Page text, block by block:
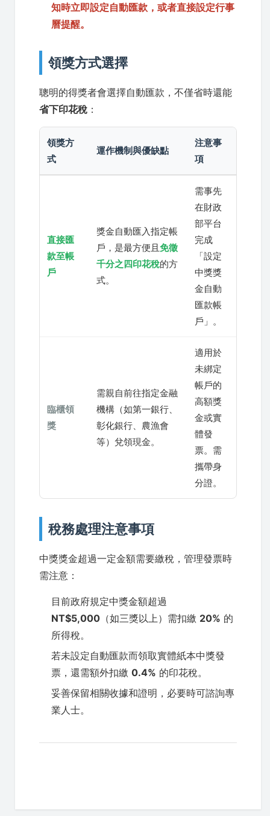
知時立即設定自動匯款，或者直接設定行事
曆提醒。
領獎方式選擇
聰明的得獎者會選擇自動匯款，不僅省時還能
省下印花稅 ：
領獎方
式
運作機制與優缺點
注意事
項
直接匯
款至帳
戶
獎金自動匯入指定帳
戶，是最方便且 免徵
千分之四印花稅的方
式。
需事先
在財政
部平台
完成
「設定
中獎獎
金自動
匯款帳
戶」。
臨櫃領
獎
需親自前往指定金融
機構（如第一銀行、
彰化銀行、農漁會
等）兌領現金。
適用於
未綁定
帳戶的
高額獎
金或實
體發
票。需
攜帶身
分證。
稅務處理注意事項
中獎獎金超過一定金額需要繳稅，管理發票時
需注意：
目前政府規定中獎金額超過
NT$5,000 （如三獎以上）需扣繳 20% 的
所得稅。
若未設定自動匯款而領取實體紙本中獎發
票，還需額外扣繳 0.4% 的印花稅。
妥善保留相關收據和證明，必要時可諮詢專
業人士。